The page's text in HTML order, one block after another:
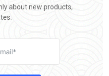
about new products,